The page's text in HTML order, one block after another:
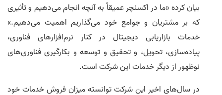
بیان کرده «‌ما در اکسنچر عمیقاً به آنچه انجام می‌دهیم و تأثیری
که بر مشتریان و جوامع خود می‌گذاریم اهمیت می‌دهیم.»
خدمات بازاریابی دیجیتال در کنار نرم‌افزارهای فناوری،
پیاده‌سازی، تحویل، و تحقیق و توسعه و بکارگیری فناوری‌های
نوظهور از دیگر خدمات این شرکت است.
در سال‌های اخیر این شرکت توانسته میزان فروش خدمات خود